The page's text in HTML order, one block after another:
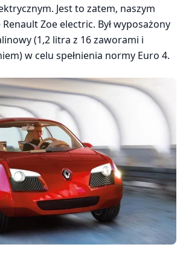
Jest to zatem, naszym
Zoe electric. Był wyposażony
(1,2 litra z 16 zaworami i
w celu spełnienia normy Euro 4.